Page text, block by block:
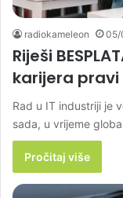
radiokameleon 05/
Riješi
karijera
Rad u IT industriji je
sada, u vrijeme
Pročitaj više